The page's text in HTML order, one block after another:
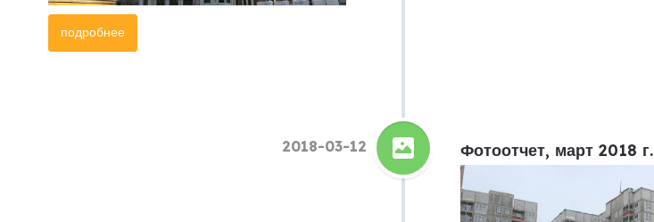
подробнее
Фотоотчет, март 2018 г.
2018-03-12